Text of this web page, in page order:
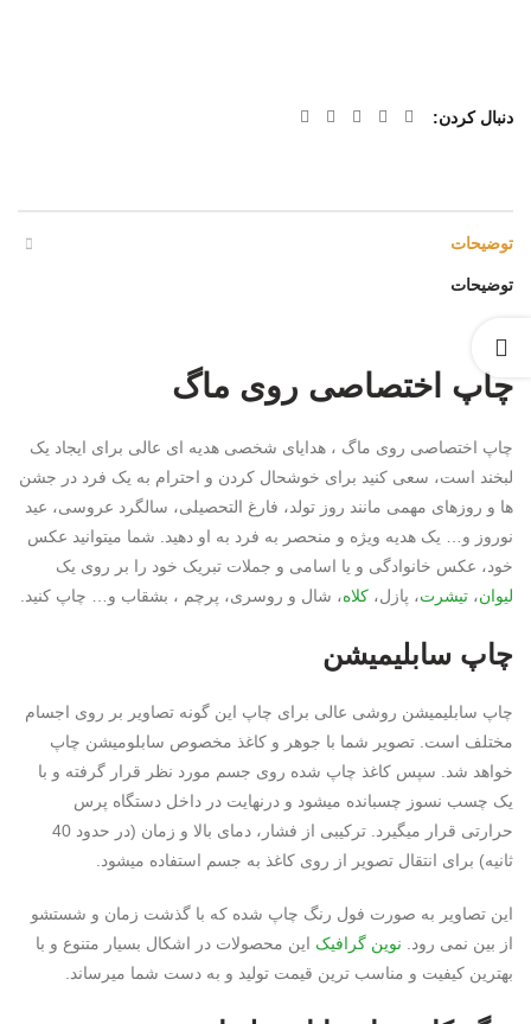
دنبال کردن
توضیحات
توضیحات
چاپ اختصاصی روی ماگ
چاپ اختصاصی روی ماگ ، هدایای شخصی هدیه ای عالی برای ایجاد یک
لبخند است، سعی کنید برای خوشحال کردن و احترام به یک فرد در جشن
ها و روزهای مهمی مانند روز تولد، فارغ التحصیلی، سالگرد عروسی، عید
نوروز و… یک هدیه ویژه و منحصر به فرد به او دهید. شما میتوانید عکس
خود، عکس خانوادگی و یا اسامی و جملات تبریک خود را بر روی یک
لیوان، تیشرت، پازل، کلاه، شال و روسری، پرچم ، بشقاب و… چاپ کنید.
چاپ سابلیمیشن
چاپ سابلیمیشن روشی عالی برای چاپ این گونه تصاویر بر روی اجسام
مختلف است. تصویر شما با جوهر و کاغذ مخصوص سابلومیشن چاپ
خواهد شد. سپس کاغذ چاپ شده روی جسم مورد نظر قرار گرفته و با
یک چسب نسوز چسبانده میشود و درنهایت در داخل دستگاه پرس
حرارتی قرار میگیرد. ترکیبی از فشار، دمای بالا و زمان (در حدود 40
ثانیه) برای انتقال تصویر از روی کاغذ به جسم استفاده میشود.
این تصاویر به صورت فول رنگ چاپ شده که با گذشت زمان و شستشو
از بین نمی رود. نوین گرافیک این محصولات در اشکال بسیار متنوع و با
بهترین کیفیت و مناسب ترین قیمت تولید و به دست شما میرساند.